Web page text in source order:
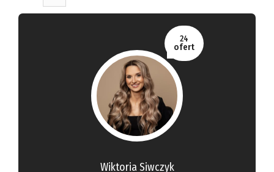
24
ofert
Wiktoria Siwczyk